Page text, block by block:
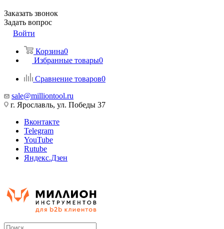
Заказать звонок
Задать вопрос
Войти
Корзина0
Избранные товары0
Сравнение товаров0
sale@milliontool.ru
г. Ярославль, ул. Победы 37
Вконтакте
Telegram
YouTube
Rutube
Яндекс.Дзен